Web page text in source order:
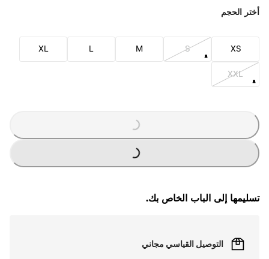
أختر الحجم
XS
S
M
L
XL
XXL
L
O
A
D
I
N
G
.
.
.
L
O
A
D
I
N
G
.
.
.
تسليمها إلى الباب الخاص بك.
التوصيل القياسي مجاني